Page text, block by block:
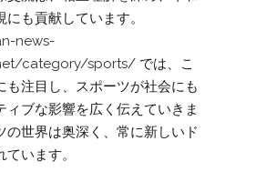
にも貢献しています。
news-
category/sports/ では、こ
も注目し、スポーツが社会にも
ィブな影響を広く伝えていきま
の世界は奥深く、常に新しいド
います。